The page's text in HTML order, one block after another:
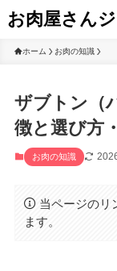
お肉屋さん
ホーム お肉の知識
ザブトン（
徴と選び方
お肉の知識
当ページのリ
ます。